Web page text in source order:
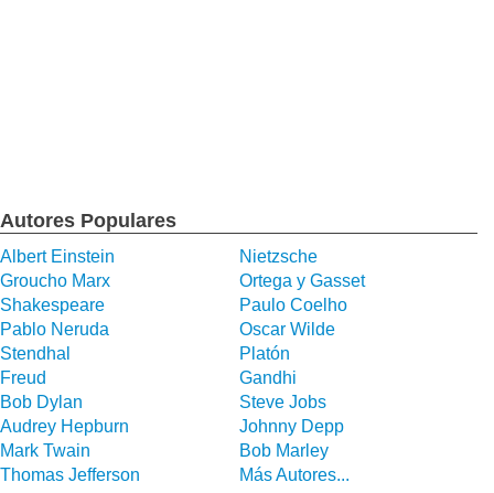
Autores Populares
Albert Einstein
Nietzsche
Groucho Marx
Ortega y Gasset
Shakespeare
Paulo Coelho
Pablo Neruda
Oscar Wilde
Stendhal
Platón
Freud
Gandhi
Bob Dylan
Steve Jobs
Audrey Hepburn
Johnny Depp
Mark Twain
Bob Marley
Thomas Jefferson
Más Autores...